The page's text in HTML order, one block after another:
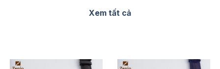
Xem tất cả